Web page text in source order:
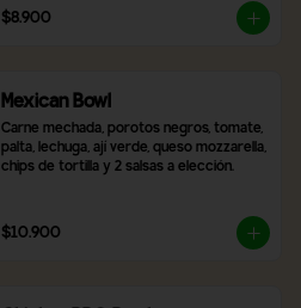
$8.900
Mexican Bowl
Carne mechada, porotos negros, tomate,
palta, lechuga, ají verde, queso mozzarella,
chips de tortilla y 2 salsas a elección.
$10.900